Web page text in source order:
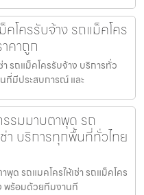
โครรับจ้าง รถแม็คโคร
คาถูก
า รถแม็คโครรับจ้าง บริการทั่ว
ที่มีประสบการณ์ และ
รรมมาบตาพุด รถ
า บริการทุกพื้นที่ทั่วไทย
ด รถแมคโครให้เช่า รถแม็คโคร
พร้อมด้วยทีมงานที